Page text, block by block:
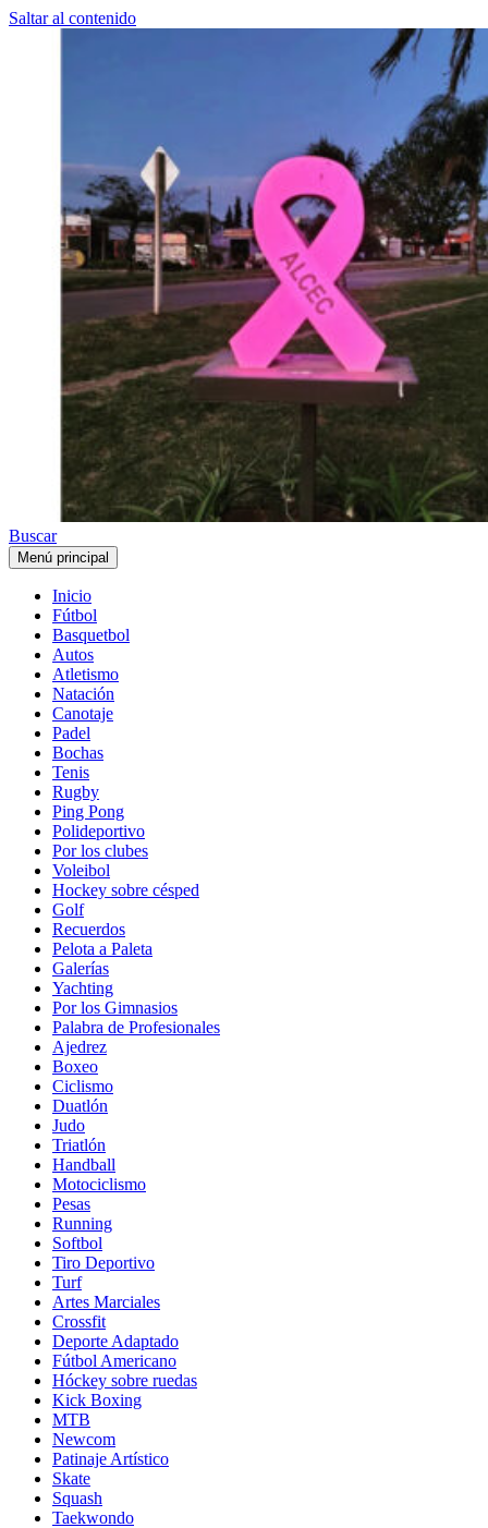
Saltar al contenido
Buscar
Menú principal
Inicio
Fútbol
Basquetbol
Autos
Atletismo
Natación
Canotaje
Padel
Bochas
Tenis
Rugby
Ping Pong
Polideportivo
Por los clubes
Voleibol
Hockey sobre césped
Golf
Recuerdos
Pelota a Paleta
Galerías
Yachting
Por los Gimnasios
Palabra de Profesionales
Ajedrez
Boxeo
Ciclismo
Duatlón
Judo
Triatlón
Handball
Motociclismo
Pesas
Running
Softbol
Tiro Deportivo
Turf
Artes Marciales
Crossfit
Deporte Adaptado
Fútbol Americano
Hóckey sobre ruedas
Kick Boxing
MTB
Newcom
Patinaje Artístico
Skate
Squash
Taekwondo